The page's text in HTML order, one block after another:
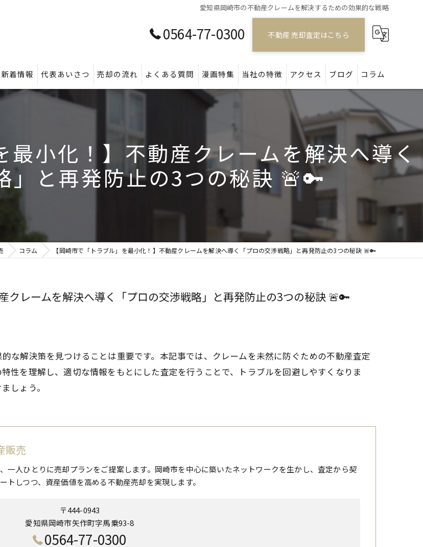
愛知県岡崎市の不動産クレームを解決するための効果的な戦略
0564-77-0300 不動産 売却査定はこちら
新着情報 代表あいさつ 売却の流れ よくある質問 漫画特集 当社の特徴
アパート
土地
アクセス ブログ コラム
最小化！】不動産クレームを解決へ導く
」と再発防止の3つの秘訣 🚨🔑
コラム 【岡崎市で「トラブル」を最小化！】不動産クレームを解決へ導く「プロの交渉戦略」と再発防止の3つの秘訣 🚨🔑
クレームを解決へ導く「プロの交渉戦略」と再発防止の3つの秘訣 🚨🔑
な解決策を見つけることは重要です。本記事では、クレームを未然に防ぐための不動産査定
性を理解し、適切な情報をもとにした査定を行うことで、トラブルを回避しやすくなりま
しょう。
販売
一人ひとりに売却プランをご提案します。岡崎市を中心に築いたネットワークを生かし、査定から契
トしつつ、資産価値を高める不動産売却を実現します。
〒444-0943
愛知県岡崎市矢作町字馬乗93-8
0564-77-0300